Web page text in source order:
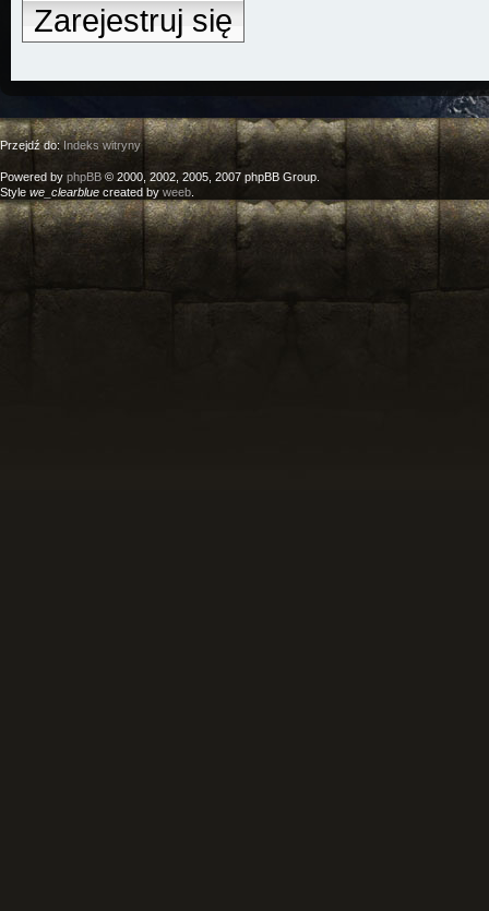
Zarejestruj się
Przejdź do:Indeks witryny
Powered by phpBB © 2000, 2002, 2005, 2007 phpBB Group.
Style we_clearblue created by weeb